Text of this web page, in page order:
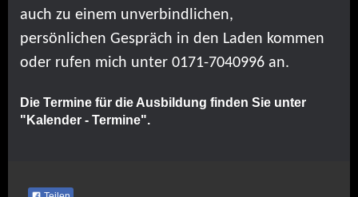
auch zu einem unverbindlichen,
persönlichen Gespräch in den Laden kommen
oder rufen mich unter 0171-7040996 an.
Die Termine für die Ausbildung finden Sie unter
"Kalender - Termine".